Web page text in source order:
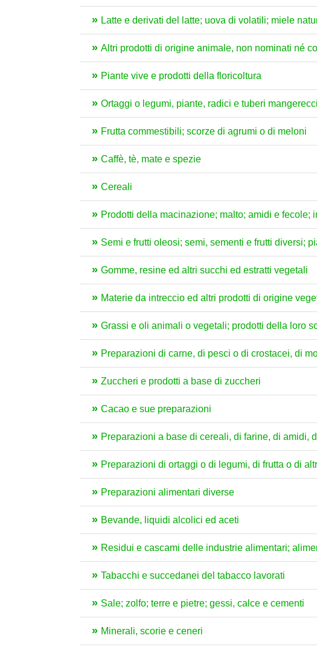
Latte e derivati del latte; uova di volatili; miele
Altri prodotti di origine animale, non nominati né
Piante vive e prodotti della floricoltura
Ortaggi o legumi, piante, radici e tuberi mangerecci
Frutta commestibili; scorze di agrumi o di meloni
Caffè, tè, mate e spezie
Cereali
Prodotti della macinazione; malto; amidi e fecole;
Semi e frutti oleosi; semi, sementi e frutti diversi;
Gomme, resine ed altri succhi ed estratti vegetali
Materie da intreccio ed altri prodotti di origine
Grassi e oli animali o vegetali; prodotti della loro
Preparazioni di carne, di pesci o di crostacei, di
Zuccheri e prodotti a base di zuccheri
Cacao e sue preparazioni
Preparazioni a base di cereali, di farine, di amidi,
Preparazioni di ortaggi o di legumi, di frutta o di
Preparazioni alimentari diverse
Bevande, liquidi alcolici ed aceti
Residui e cascami delle industrie alimentari;
Tabacchi e succedanei del tabacco lavorati
Sale; zolfo; terre e pietre; gessi, calce e cementi
Minerali, scorie e ceneri